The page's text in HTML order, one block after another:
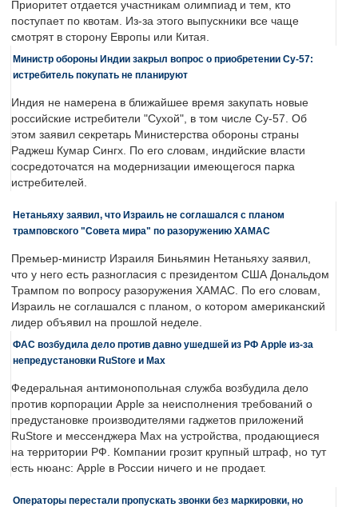
Приоритет отдается участникам олимпиад и тем, кто
поступает по квотам. Из-за этого выпускники все чаще
смотрят в сторону Европы или Китая.
Министр обороны Индии закрыл вопрос о приобретении Су-57:
истребитель покупать не планируют
Индия не намерена в ближайшее время закупать новые
российские истребители "Сухой", в том числе Су-57. Об
этом заявил секретарь Министерства обороны страны
Раджеш Кумар Сингх. По его словам, индийские власти
сосредоточатся на модернизации имеющегося парка
истребителей.
Нетаньяху заявил, что Израиль не соглашался с планом
трамповского "Совета мира" по разоружению ХАМАС
Премьер-министр Израиля Биньямин Нетаньяху заявил,
что у него есть разногласия с президентом США Дональдом
Трампом по вопросу разоружения ХАМАС. По его словам,
Израиль не соглашался с планом, о котором американский
лидер объявил на прошлой неделе.
ФАС возбудила дело против давно ушедшей из РФ Apple из-за
непредустановки RuStore и Max
Федеральная антимонопольная служба возбудила дело
против корпорации Apple за неисполнения требований о
предустановке производителями гаджетов приложений
RuStore и мессенджера Max на устройства, продающиеся
на территории РФ. Компании грозит крупный штраф, но тут
есть нюанс: Apple в России ничего и не продает.
Операторы перестали пропускать звонки без маркировки, но